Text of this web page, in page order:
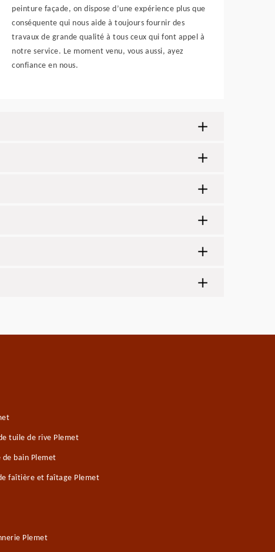
peinture façade, on dispose d’une expérience plus que
conséquente qui nous aide à toujours fournir des
travaux de grande qualité à tous ceux qui font appel à
notre service. Le moment venu, vous aussi, ayez
confiance en nous.
tuile de rive Plemet
de bain Plemet
faîtière et faîtage Plemet
Plemet